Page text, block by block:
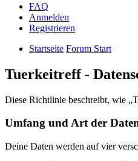
FAQ
Anmelden
Registrieren
Startseite Forum Start
Tuerkeitreff -
Diese Richtlinie beschreibt, wie
Umfang und Art der
Deine Daten werden auf vier